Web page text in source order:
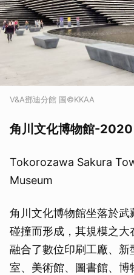
V&A鄧迪分館 圖©KKAA
角川文化博物館-2020
Tokorozawa Sakura
Museum
角川文化博物館坐落於
碰撞而形成，其規模之
融合了數位印刷工廠、
室、美術館、圖書館、